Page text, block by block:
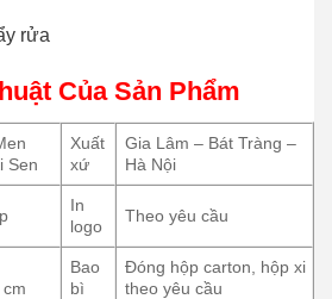
rửa
Của Sản Phẩm
Sen
Xuất
xứ
Gia Lâm – Bát Tràng –
Hà Nội
In
logo
Theo yêu cầu
Bao
bì
Đóng hộp carton, hộp xi
theo yêu cầu